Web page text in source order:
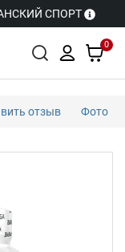
СПОРТ
0
отзыв Фото